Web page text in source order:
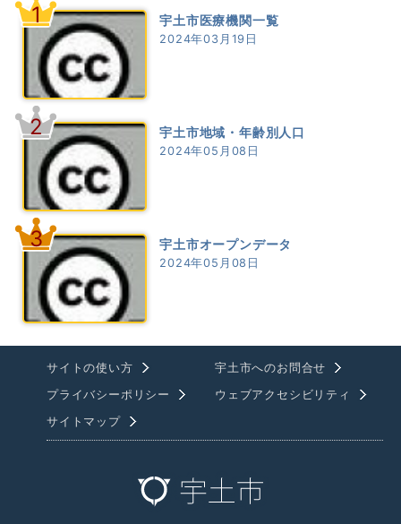
1 宇土市医療機関一覧
2024年03月19日
2 宇土市地域・年齢別人口
2024年05月08日
3 宇土市オープンデータ
2024年05月08日
サイトの使い方
宇土市へのお問合せ
プライバシーポリシー
ウェブアクセシビリティ
サイトマップ